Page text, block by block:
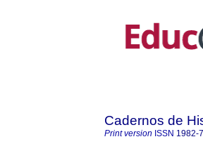
Cadernos de
Print version ISSN 1982-